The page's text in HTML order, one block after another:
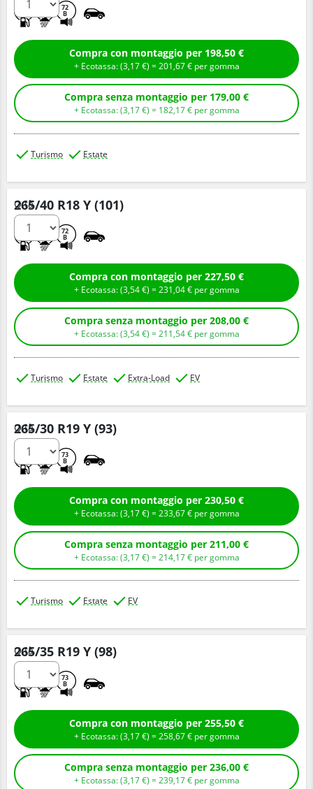
72
B
Compra con montaggio per 198,50 €
+ Ecotassa: (3,17€ ) =201,67€ per gomma
Compra senza montaggio per 179,00 €
+ Ecotassa: (3,17€ ) = 182,17€ per gomma
Turismo Estate
265/40 R18 Y (101)
72
B
Q.tà
Compra con montaggio per 227,50 €
+ Ecotassa: (3,54€ ) =231,04€ per gomma
Compra senza montaggio per 208,00 €
+ Ecotassa: (3,54€ ) =211,54€ per gomma
Turismo Estate Extra-Load EV
265/30 R19 Y (93)
73
B
Q.tà
Compra con montaggio per 230,50 €
+ Ecotassa: (3,17€ ) =233,67€ per gomma
Compra senza montaggio per 211,00 €
+ Ecotassa: (3,17€ ) =214,17€ per gomma
Turismo Estate EV
265/35 R19 Y (98)
73
B
Q.tà
Compra con montaggio per 255,50 €
+ Ecotassa: (3,17€ ) =258,67€ per gomma
Compra senza montaggio per 236,00 €
+ Ecotassa: (3,17€ ) =239,17€ per gomma